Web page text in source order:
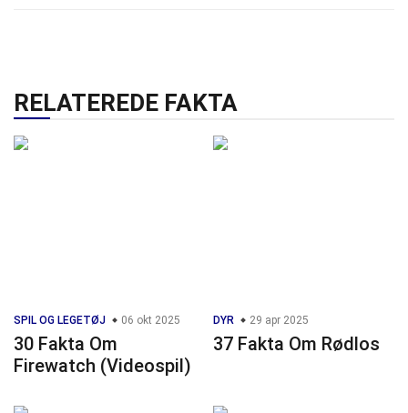
RELATEREDE FAKTA
SPIL OG LEGETØJ 06 okt 2025
30 Fakta Om
Firewatch (Videospil)
DYR 29 apr 2025
37 Fakta Om Rødlos